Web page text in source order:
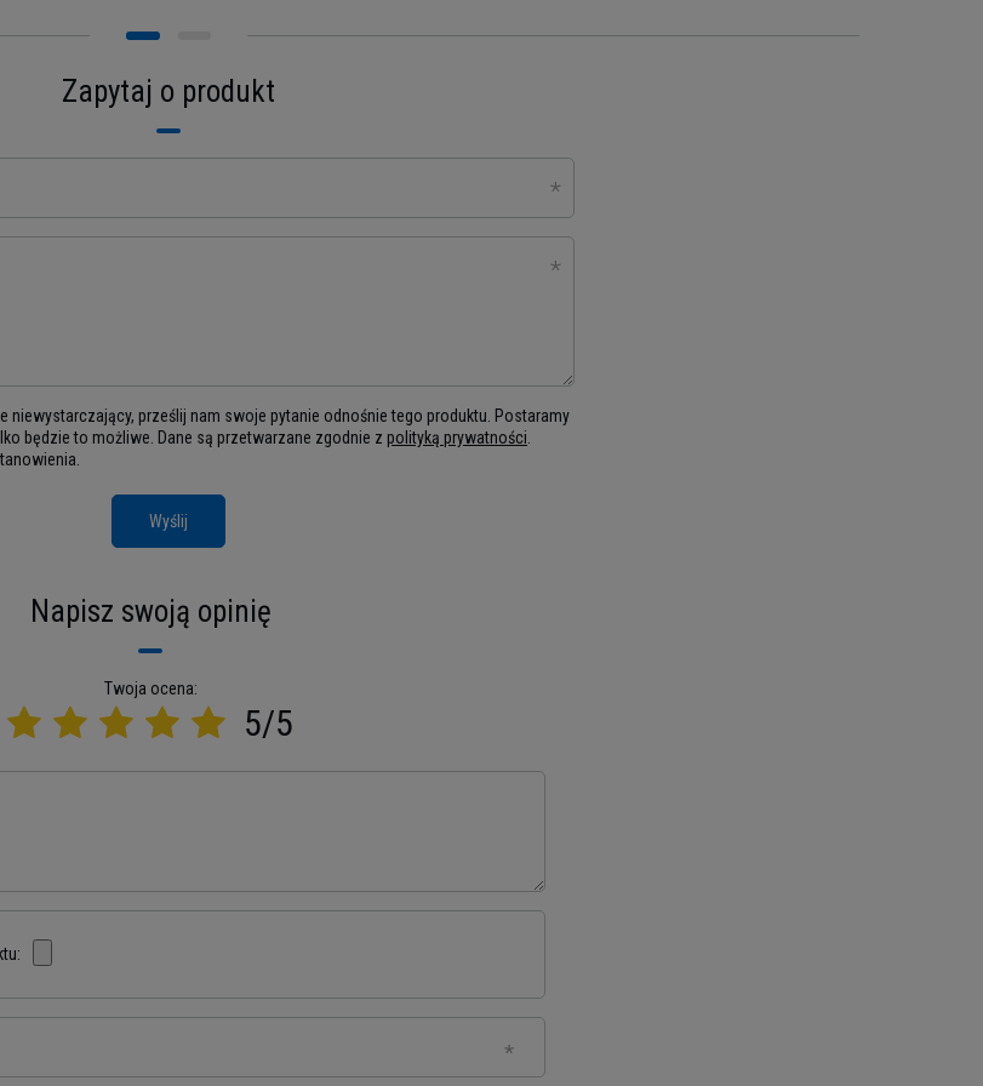
Zapytaj o produkt
niewystarczający, prześlij nam swoje pytanie odnośnie tego produktu. Postaramy
będzie to możliwe. Dane są przetwarzane zgodnie z polityką prywatności
Wyślij
Napisz swoją opinię
Twoja ocena:
5/5